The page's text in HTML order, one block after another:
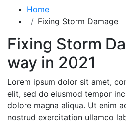
Home
Fixing Storm Damage
Fixing Storm
way in 2021
Lorem ipsum dolor sit amet,
elit, sed do eiusmod tempor
dolore magna aliqua. Ut enim
nostrud exercitation ullamco